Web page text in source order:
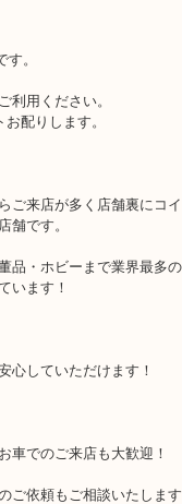
の状態でお持ちくださ
い！
です。
ご利用ください。
トお配りします。
らご来店が多く店舗裏
ています！